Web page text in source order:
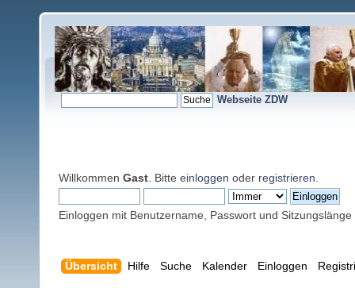
Webseite ZDW
Willkommen Gast . Bitte einloggen oder registrieren
Einloggen mit Benutzername, Passwort und Sitzungslänge
Übersicht Hilfe Suche Kalender Einloggen